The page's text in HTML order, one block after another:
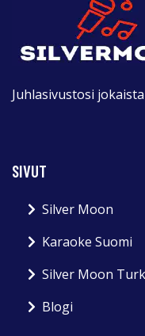
Juhlasivustosi
SIVUT
Silver Moon
Karaoke Suomi
Silver Moon
Blogi